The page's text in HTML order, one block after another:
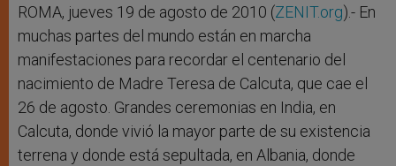
ROMA, jueves 19 de agosto de 2010 (ZENIT.org).- En
muchas partes del mundo están en marcha
manifestaciones para recordar el centenario del
nacimiento de Madre Teresa de Calcuta, que cae el
26 de agosto. Grandes ceremonias en India, en
Calcuta, donde vivió la mayor parte de su existencia
terrena y donde está sepultada, en Albania, donde